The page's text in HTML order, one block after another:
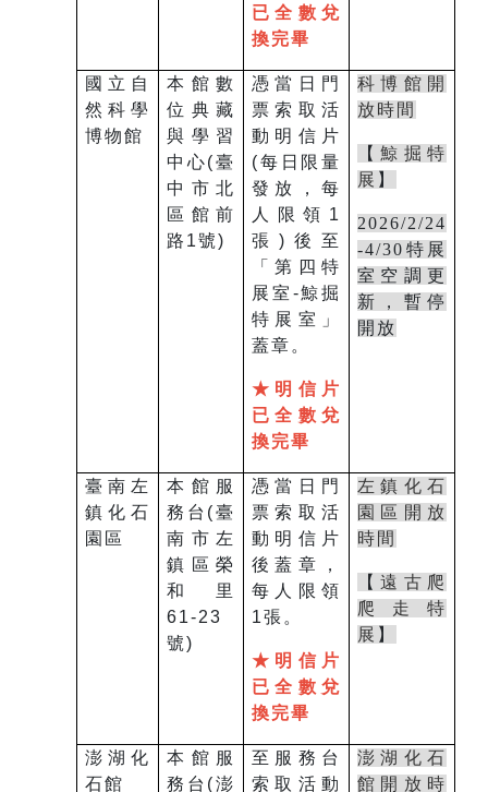
已全數兌
換完畢
國立自
然科學
博物館
本館數
位典藏
與學習
中心(臺
中市北
區館前
路1號)
憑當日門
票索取活
動明信片
(每日限量
發放，每
人限領 1
張)後至
「第四特
展室-鯨掘
特展室」
蓋章。
★明信片
已全數兌
換完畢
科博館開
放時間
【鯨掘特
展 】
2026/2/24
-4/30特展
室空調更
新，暫停
開放
臺南左
鎮化石
園區
本館服
務台 (臺
南市左
鎮區榮
和里
61-23
號)
憑當日門
票索取活
動明信片
後蓋章，
每人限領
1張。
★明信片
已全數兌
換完畢
左鎮化石
園區開放
時間
【遠古爬
爬走特
展 】
澎湖化
石館
本館服
務台 (澎
至服務台
索取活動
澎湖化石
館開放時